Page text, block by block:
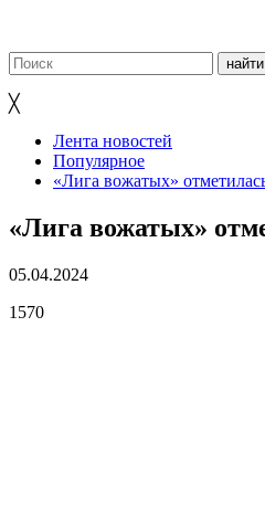
╳
Лента новостей
Популярное
«Лига вожатых»
«Лига вожатых»
05.04.2024
1570